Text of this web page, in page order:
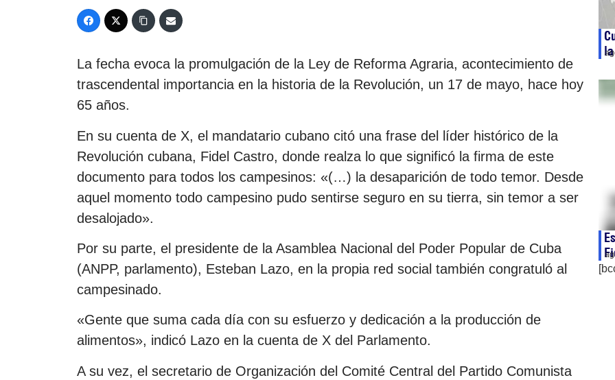
La fecha evoca la promulgación de la Ley de Reforma Agraria, acontecimiento de
trascendental importancia en la historia de la Revolución, un 17 de mayo, hace hoy
65 años.
En su cuenta de X, el mandatario cubano citó una frase del líder histórico de la
Revolución cubana, Fidel Castro, donde realza lo que significó la firma de este
documento para todos los campesinos: «(…) la desaparición de todo temor. Desde
aquel momento todo campesino pudo sentirse seguro en su tierra, sin temor a ser
desalojado».
Por su parte, el presidente de la Asamblea Nacional del Poder Popular de Cuba
(ANPP, parlamento), Esteban Lazo, en la propia red social también congratuló al
campesinado.
«Gente que suma cada día con su esfuerzo y dedicación a la producción de
alimentos», indicó Lazo en la cuenta de X del Parlamento.
A su vez, el secretario de Organización del Comité Central del Partido Comunista